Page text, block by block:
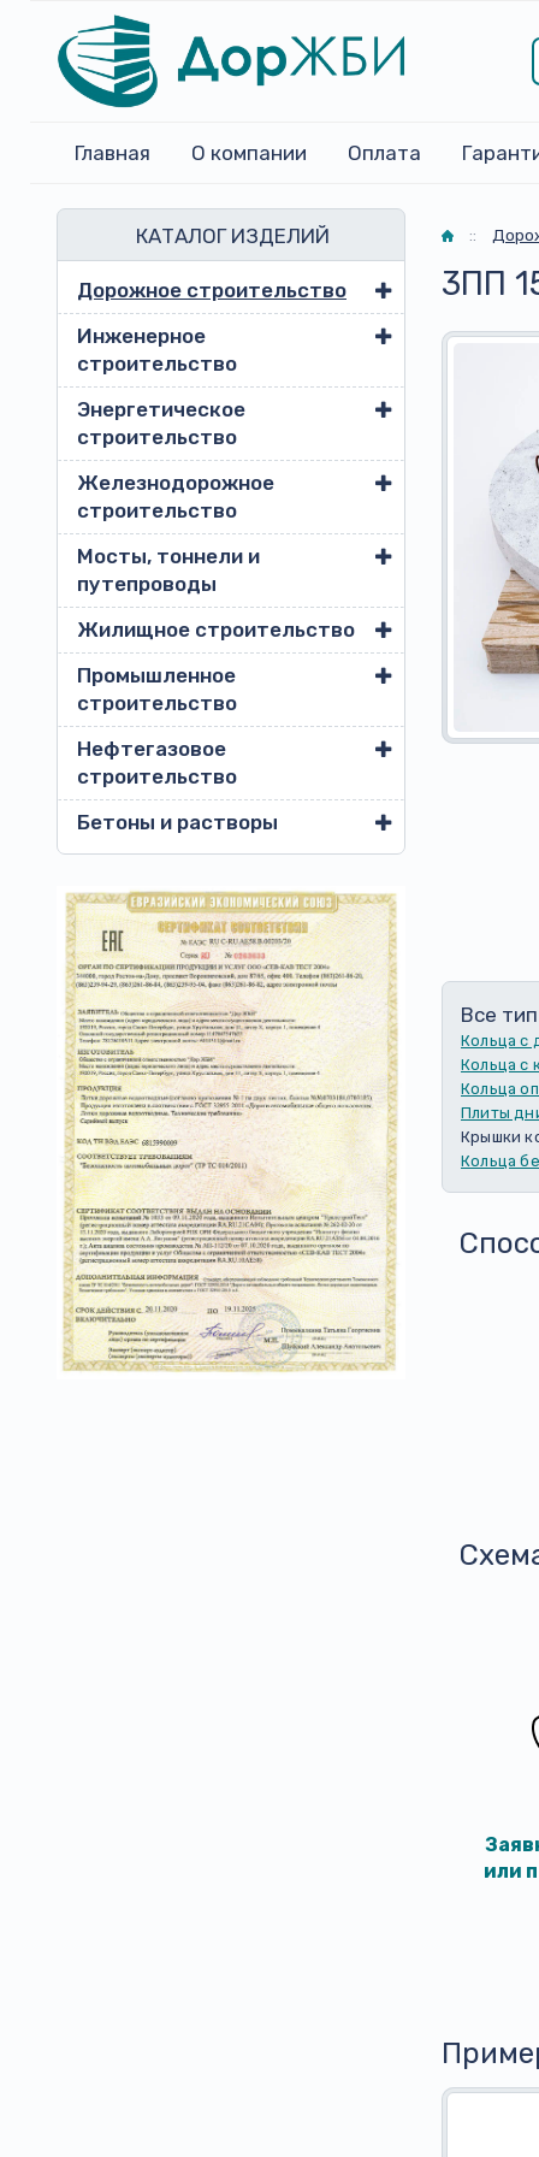
Главная О компании Оплата
КАТАЛОГ ИЗДЕЛИЙ
Дорожное строительство
Инженерное
строительство
Энергетическое
строительство
Железнодорожное
строительство
Мосты, тоннели и
путепроводы
Жилищное строительство
Промышленное
строительство
Нефтегазовое
строительство
Бетоны и растворы
Главная
::
3ПП
Все
Кольца с
Кольца с
Кольца
Плиты
Крышки
Кольца
или